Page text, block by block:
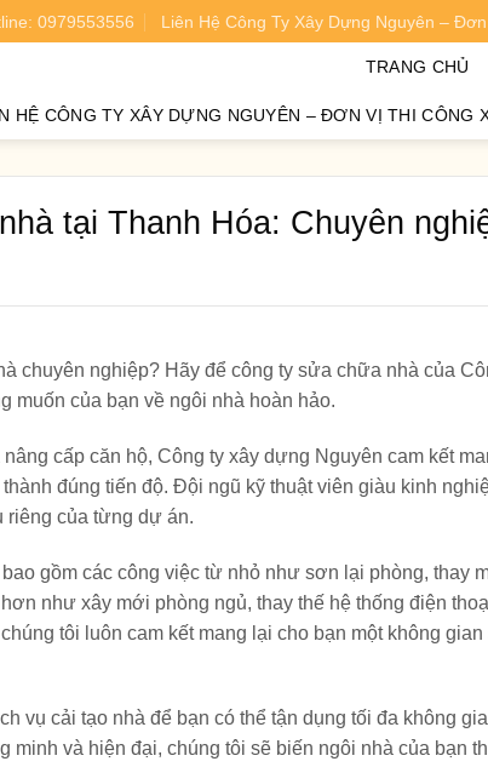
0979553556 Liên Hệ Công Ty Xây Dựng Nguyên –
TRANG CHỦ
HỆ CÔNG TY XÂY DỰNG NGUYÊN – ĐƠN VỊ THI CÔNG
tại Thanh Hóa: Chuyên
chuyên nghiệp? Hãy để công ty sửa chữa nhà của
muốn của bạn về ngôi nhà hoàn hảo.
cấp căn hộ, Công ty xây dựng Nguyên cam kết
đúng tiến độ. Đội ngũ kỹ thuật viên giàu kinh
riêng của từng dự án.
gồm các công việc từ nhỏ như sơn lại phòng, thay
như xây mới phòng ngủ, thay thế hệ thống điện
tôi luôn cam kết mang lại cho bạn một không gian
vụ cải tạo nhà để bạn có thể tận dụng tối đa không
và hiện đại, chúng tôi sẽ biến ngôi nhà của bạn
phí xây nhà chính xác 95%.